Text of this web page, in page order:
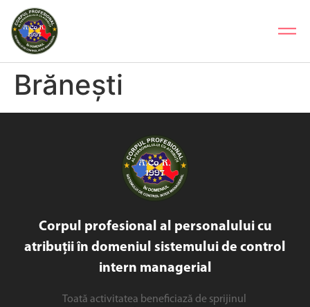
Brănești
Corpul profesional al personalului cu
atribuții în domeniul sistemului de control
intern managerial
Toată activitatea beneficiază de sprijinul